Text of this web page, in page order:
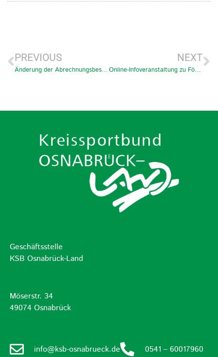
PREVIOUS
Änderung der Abrechnungsbestimmungen und Förderprogramme 2026 des LandesSportBundes
NEXT
Online-Infoveranstaltung zu Fördermitteln
Geschäftsstelle
KSB Osnabrück-Land
Möserstr. 34
49074 Osnabrück
info@ksb-osnabrueck.de
0541 – 60017960